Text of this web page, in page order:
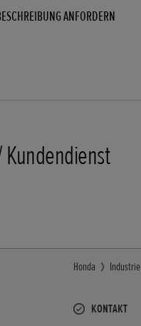
ANFORDERN
Honda Industrie
KONTAKT